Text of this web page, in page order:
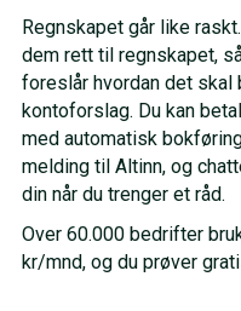
Regnskapet går like
dem rett til regnskapet,
foreslår hvordan det
kontoforslag. Du kan
med automatisk
melding til Altinn, og
din når du trenger et råd.
Over 60.000 bedrifter
kr/mnd, og du prøver